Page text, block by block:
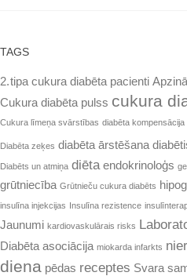
TAGS
2. tipa cukura diabēta pacienti
Cukura diabēta pulss cukura
Cukura līmeņa svārstības diabēta kompensācija
Diabēta zeķes diabēta ārstēšana
Diabēts un atmiņa diēta endokrinoloģs
grūtniecība Grūtnieču cukura diabēts
insulīna injekcijas Insulīna rezistence
Jaunumi kardiovaskulārais risks
Diabēta asociācija miokarda infarkts
diena pēdas receptes Svara